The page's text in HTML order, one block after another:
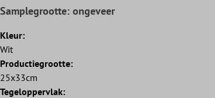
Samplegrootte: ongeveer
Kleur:
Wit
Productiegrootte:
25x33cm
Tegeloppervlak: